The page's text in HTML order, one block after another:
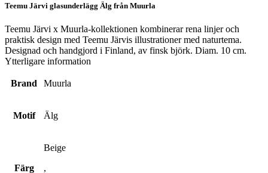
Teemu Järvi glasunderlägg Älg från Muurla
Teemu Järvi x Muurla-kollektionen kombinerar rena linjer och
praktisk design med Teemu Järvis illustrationer med naturtema.
Designad och handgjord i Finland, av finsk björk. Diam. 10 cm.
Ytterligare information
Brand Muurla
Motif Älg
Färg
Beige
,